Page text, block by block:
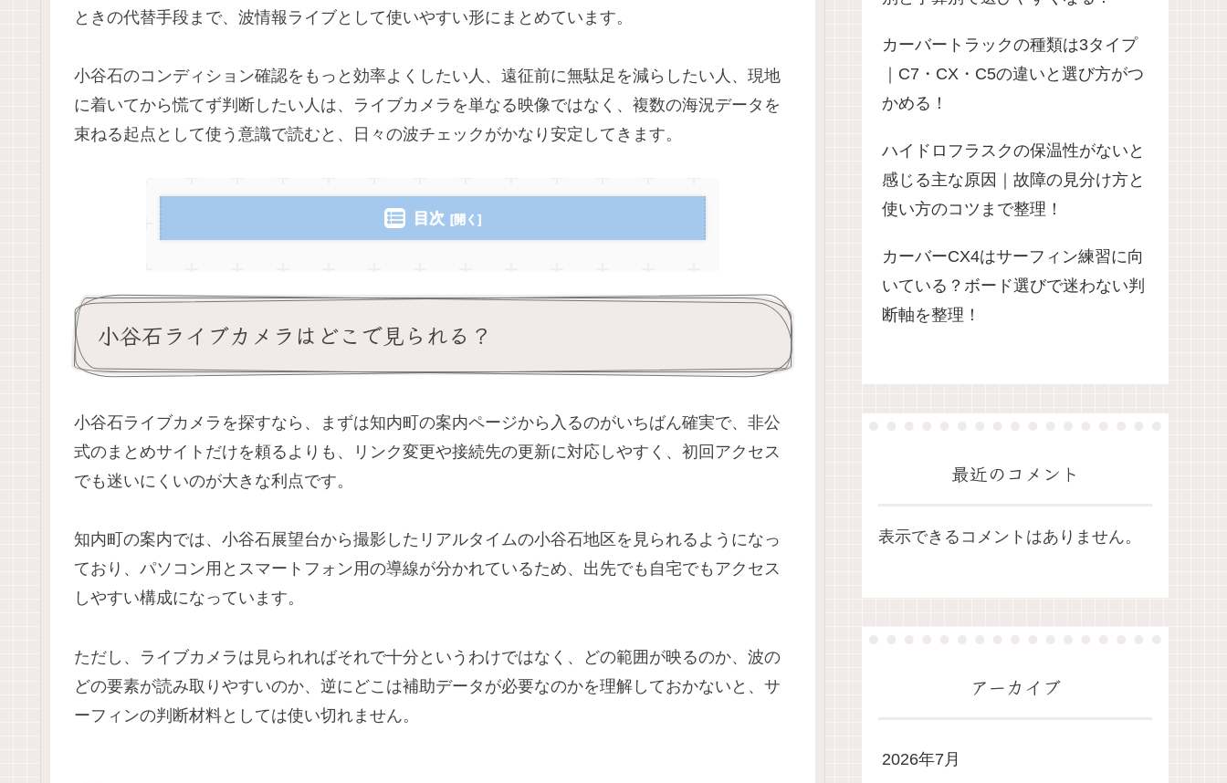
ときの代替手段まで、波情報ライブとして使いやすい形にまとめています。
小谷石のコンディション確認をもっと効率よくしたい人、遠征前に無駄足を減らしたい人、現地
に着いてから慌てず判断したい人は、ライブカメラを単なる映像ではなく、複数の海況データを
束ねる起点として使う意識で読むと、日々の波チェックがかなり安定してきます。
目次
小谷石ライブカメラはどこで見られる？
小谷石ライブカメラを探すなら、まずは知内町の案内ページから入るのがいちばん確実で、非公
式のまとめサイトだけを頼るよりも、リンク変更や接続先の更新に対応しやすく、初回アクセス
でも迷いにくいのが大きな利点です。
知内町の案内では、小谷石展望台から撮影したリアルタイムの小谷石地区を見られるようになっ
ており、パソコン用とスマートフォン用の導線が分かれているため、出先でも自宅でもアクセス
しやすい構成になっています。
ただし、ライブカメラは見られればそれで十分というわけではなく、どの範囲が映るのか、波の
どの要素が読み取りやすいのか、逆にどこは補助データが必要なのかを理解しておかないと、サ
ーフィンの判断材料としては使い切れません。
カーバートラックの種類は3タイプ
｜C7・CX・C5の違いと選び方がつ
かめる！
ハイドロフラスクの保温性がないと
感じる主な原因｜故障の見分け方と
使い方のコツまで整理！
カーバーCX4はサーフィン練習に向
いている？ボード選びで迷わない判
断軸を整理！
最近のコメント
表示できるコメントはありません。
アーカイブ
2026年7月